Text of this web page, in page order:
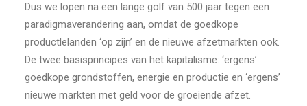
Dus we lopen na een lange golf van 500 jaar tegen een
paradigmaverandering aan, omdat de goedkope
productlelanden ‘op zijn’ en de nieuwe afzetmarkten ook.
De twee basisprincipes van het kapitalisme: ‘ergens’
goedkope grondstoffen, energie en productie en ‘ergens’
nieuwe markten met geld voor de groeiende afzet.